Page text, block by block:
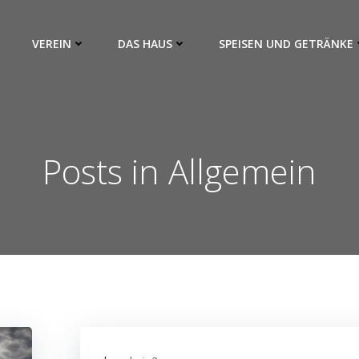
VEREIN DAS HAUS SPEISEN UND GETRÄNKE
Posts in Allgemein